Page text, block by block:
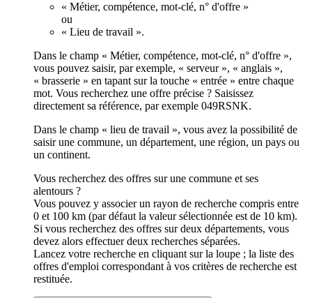
« Métier, compétence, mot-clé, n° d'offre »
ou
« Lieu de travail ».
Dans le champ « Métier, compétence, mot-clé, n° d'offre »,
vous pouvez saisir, par exemple, « serveur », « anglais »,
« brasserie » en tapant sur la touche « entrée » entre chaque
mot. Vous recherchez une offre précise ? Saisissez
directement sa référence, par exemple 049RSNK.
Dans le champ « lieu de travail », vous avez la possibilité de
saisir une commune, un département, une région, un pays ou
un continent.
Vous recherchez des offres sur une commune et ses
alentours ?
Vous pouvez y associer un rayon de recherche compris entre
0 et 100 km (par défaut la valeur sélectionnée est de 10 km).
Si vous recherchez des offres sur deux départements, vous
devez alors effectuer deux recherches séparées.
Lancez votre recherche en cliquant sur la loupe ; la liste des
offres d'emploi correspondant à vos critères de recherche est
restituée.